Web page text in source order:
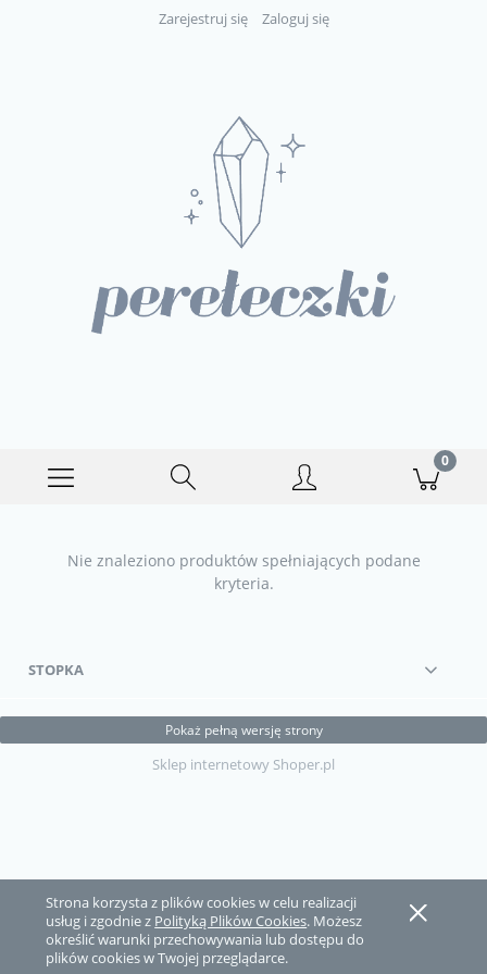
Strona korzysta z plików cookies w celu realizacji
usług i zgodnie z Polityką Plików Cookies. Możesz
określić warunki przechowywania lub dostępu do
plików cookies w Twojej przeglądarce.
Zarejestruj się Zaloguj się
Nie znaleziono produktów spełniających podane
kryteria.
STOPKA
Pokaż pełną wersję strony
Sklep internetowy Shoper.pl